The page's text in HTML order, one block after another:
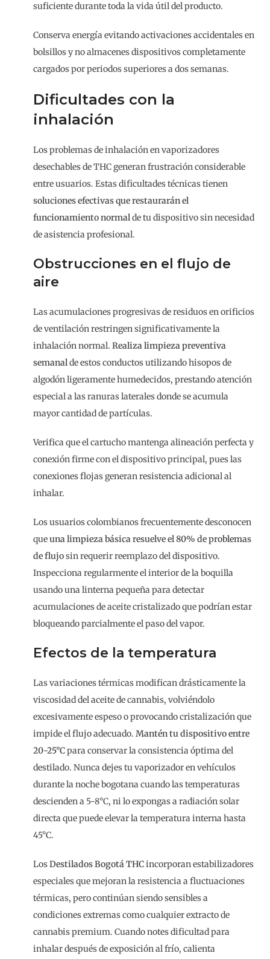
suficiente durante toda la vida útil del producto.
Conserva energía evitando activaciones accidentales en
bolsillos y no almacenes dispositivos completamente
cargados por periodos superiores a dos semanas.
Dificultades con la
inhalación
Los problemas de inhalación en vaporizadores
desechables de THC generan frustración considerable
entre usuarios. Estas dificultades técnicas tienen
soluciones efectivas que restaurarán el
funcionamiento normalde tu dispositivo sin necesidad
de asistencia profesional.
Obstrucciones en el flujo de
aire
Las acumulaciones progresivas de residuos en orificios
de ventilación restringen significativamente la
inhalación normal. Realiza limpieza preventiva
semanalde estos conductos utilizando hisopos de
algodón ligeramente humedecidos, prestando atención
especial a las ranuras laterales donde se acumula
mayor cantidad de partículas.
Verifica que el cartucho mantenga alineación perfecta y
conexión firme con el dispositivo principal, pues las
conexiones flojas generan resistencia adicional al
inhalar.
Los usuarios colombianos frecuentemente desconocen
queuna limpieza básica resuelve el 80% de problemas
de flujosin requerir reemplazo del dispositivo.
Inspecciona regularmente el interior de la boquilla
usando una linterna pequeña para detectar
acumulaciones de aceite cristalizado que podrían estar
bloqueando parcialmente el paso del vapor.
Efectos de la temperatura
Las variaciones térmicas modifican drásticamente la
viscosidad del aceite de cannabis, volviéndolo
excesivamente espeso o provocando cristalización que
impide el flujo adecuado. Mantén tu dispositivo entre
20-25°Cpara conservar la consistencia óptima del
destilado. Nunca dejes tu vaporizador en vehículos
durante la noche bogotana cuando las temperaturas
descienden a 5-8°C, ni lo expongas a radiación solar
directa que puede elevar la temperatura interna hasta
45°C.
LosDestilados Bogotá THCincorporan estabilizadores
especiales que mejoran la resistencia a fluctuaciones
térmicas, pero continúan siendo sensibles a
condiciones extremas como cualquier extracto de
cannabis premium. Cuando notes dificultad para
inhalar después de exposición al frío, calienta